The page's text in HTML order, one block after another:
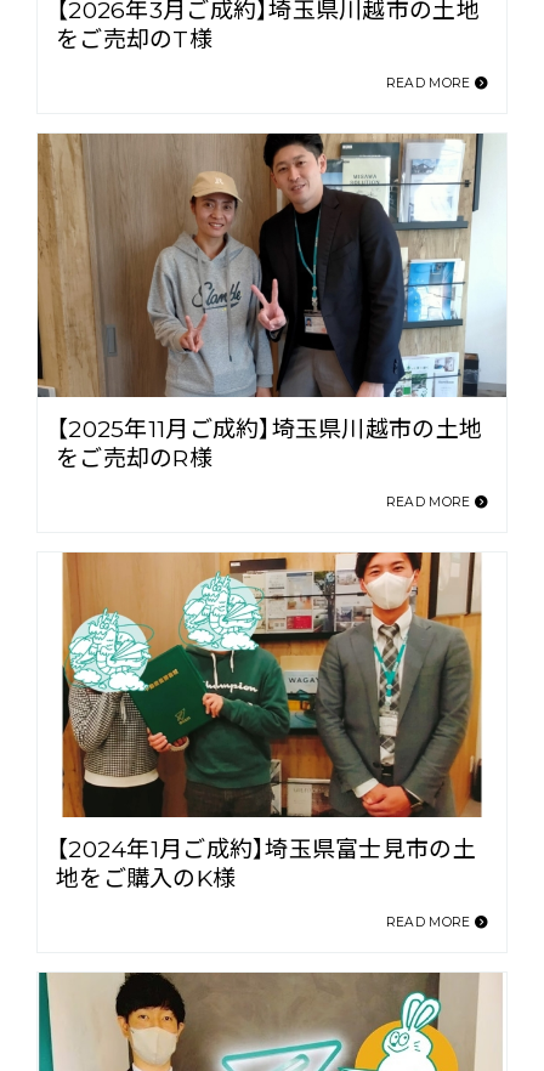
【2026年3月ご成約】埼玉県川越市の土地
をご売却のT様
READ MORE
【2025年11月ご成約】埼玉県川越市の土地
をご売却のR様
READ MORE
【2024年1月ご成約】埼玉県富士見市の土
地をご購入のK様
READ MORE